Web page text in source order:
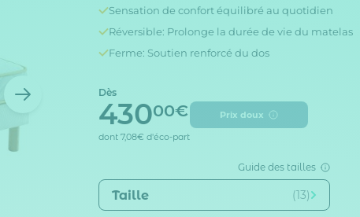
Sensation de confort équilibré au quotidien
Réversible: Prolonge la durée de vie du matelas
Ferme: Soutien renforcé du dos
Dès
43000€
dont 7,08€ d'éco-part
Prix doux
Guide des tailles
Taille (13)